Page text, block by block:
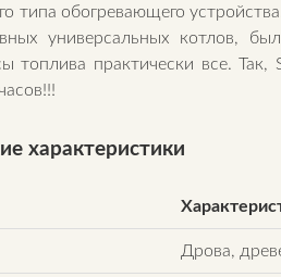
типа обогревающего
универсальных котлов,
практически все. Так,
характеристики
Дрова,